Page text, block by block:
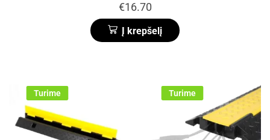
€16.70
Į krepšelį
Turime Turime